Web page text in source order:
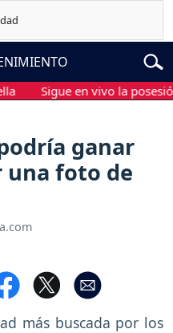
Sigue en vivo la posesión
ganar
una foto de